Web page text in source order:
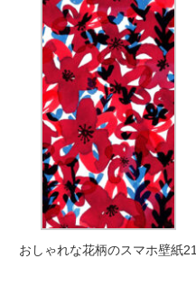
おしゃれな花柄のスマホ壁紙21